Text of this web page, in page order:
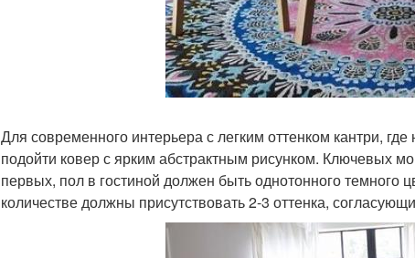
Для современного интерьера с легким оттенком кантри,
подойти ковер с ярким абстрактным рисунком. Ключевых
первых, пол в гостиной должен быть однотонного
количестве должны присутствовать 2-3 оттенка,